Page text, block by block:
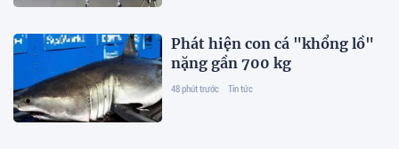
Phát hiện con cá "khổng lồ"
nặng gần 700 kg
48 phút trước Tin tức